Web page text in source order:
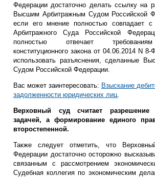
Федерации достаточно делать ссылку на
Высшим Арбитражным Судом Российской
если его мнение полностью совпадает
Арбитражного Суда Российской
полностью отвечает
конституционного закона от 04.06.2014 N
использовать разъяснения, сделанные
Судом Российской Федерации.
Вас может заинтересовать: Взыскание
задолженности юридических лиц
Верховный суд считает
задачей, а формирование единого
второстепенной.
Также следует отметить, что
Федерации достаточно осторожно
связанным с рассмотрением
Судебная коллегия по экономическим